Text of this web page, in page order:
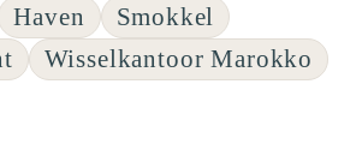
Haven
Smokkel
Wisselkantoor Marokko